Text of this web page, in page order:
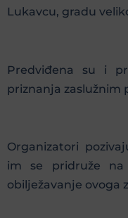
Lukavcu, gradu
Predviđena su i
priznanja zaslužnim
Organizatori
im se pridruže na
obilježavanje ovoga